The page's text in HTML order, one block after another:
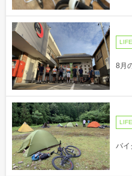
LIFE
8月
LIFE
バイ